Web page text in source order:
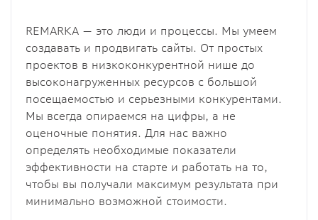
REMARKA — это люди и процессы. Мы умеем
создавать и продвигать сайты. От простых
проектов в низкоконкурентной нише до
высоконагруженных ресурсов с большой
посещаемостью и серьезными конкурентами.
Мы всегда опираемся на цифры, а не
оценочные понятия. Для нас важно
определять необходимые показатели
эффективности на старте и работать на то,
чтобы вы получали максимум результата при
минимально возможной стоимости.